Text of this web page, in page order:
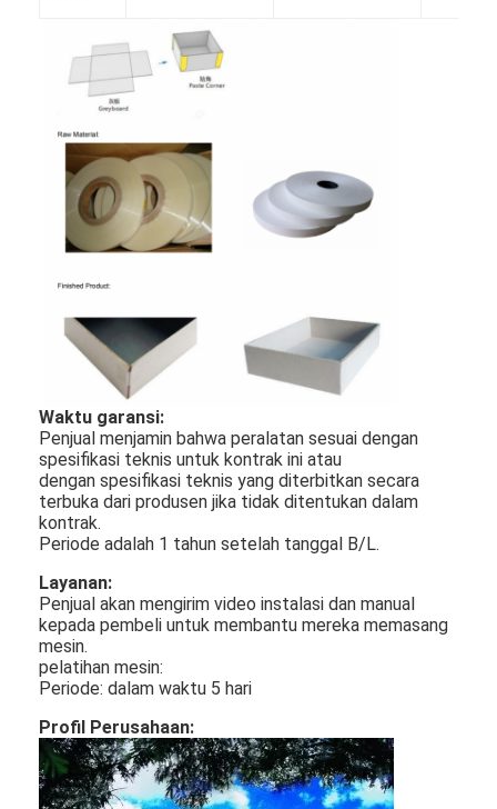
Rumah
Produk
Video
Waktu garansi:
Penjual menjamin bahwa peralatan sesuai dengan
spesifikasi teknis untuk kontrak ini atau
dengan spesifikasi teknis yang diterbitkan secara
terbuka dari produsen jika tidak ditentukan dalam
kontrak.
Periode adalah 1 tahun setelah tanggal B/L.
Layanan:
Penjual akan mengirim video instalasi dan manual
kepada pembeli untuk membantu mereka memasang
mesin.
pelatihan mesin:
Periode: dalam waktu 5 hari
Profil Perusahaan: